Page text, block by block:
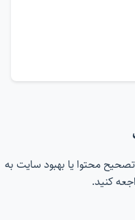
محتوا یا بهبود سایت به
کنید.